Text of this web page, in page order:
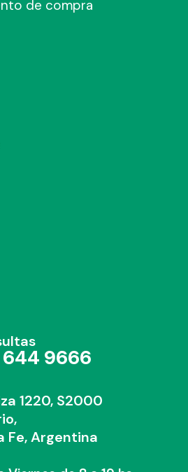
de compra
644 9666
1220, S2000
Fe, Argentina